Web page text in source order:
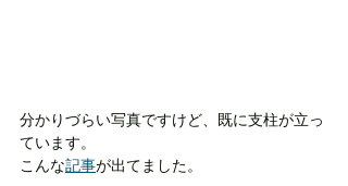
分かりづらい写真ですけど、既に支柱が立っ
ています。
こんな記事が出てました。